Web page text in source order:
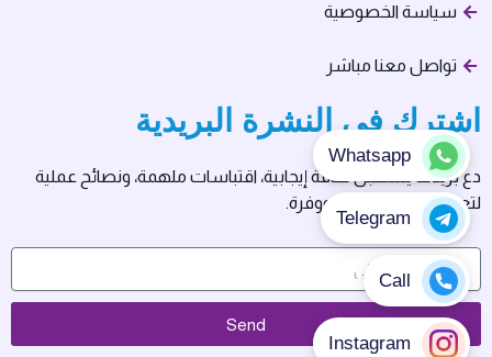
سياسة الخصوصية
تواصل معنا مباشر
اشترك في النشرة البريدية
دع بريدك يستقبل طاقة إيجابية، اقتباسات ملهمة، ونصائح عملية
لتعيش حياتك بسلام ووفرة.
Send